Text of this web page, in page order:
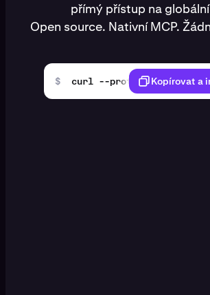
přímý přístup na
Open source. Nativní MCP.
$ curl --proto '=https' --
Kopírovat a